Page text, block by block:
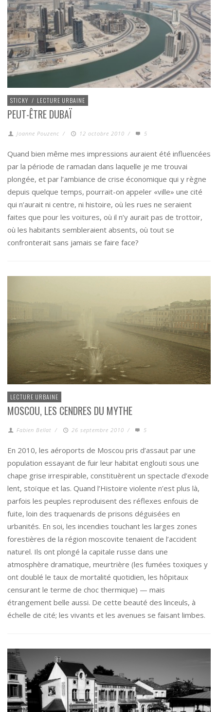
STICKY / LECTURE URBAINE
PEUT-ÊTRE DUBAÏ
Joanne Pouzenc / 12 octobre 2010 / 5
Quand bien même mes impressions auraient été influencées
par la période de ramadan dans laquelle je me trouvai
plongée, et par l’ambiance de crise économique qui y règne
depuis quelque temps, pourrait-on appeler «ville» une cité
qui n’aurait ni centre, ni histoire, où les rues ne seraient
faites que pour les voitures, où il n’y aurait pas de trottoir,
où les habitants sembleraient absents, où tout se
confronterait sans jamais se faire face?
LECTURE URBAINE
MOSCOU, LES CENDRES DU MYTHE
Fabien Bellat / 26 septembre 2010 / 5
En 2010, les aéroports de Moscou pris d’assaut par une
population essayant de fuir leur habitat englouti sous une
chape grise irrespirable, constituèrent un spectacle d’exode
lent, stoïque et las. Quand l’Histoire violente n’est plus là,
parfois les peuples reproduisent des réflexes enfouis de
fuite, loin des traquenards de prisons déguisées en
urbanités. En soi, les incendies touchant les larges zones
forestières de la région moscovite tenaient de l’accident
naturel. Ils ont plongé la capitale russe dans une
atmosphère dramatique, meurtrière (les fumées toxiques y
ont doublé le taux de mortalité quotidien, les hôpitaux
censurant le terme de choc thermique) — mais
étrangement belle aussi. De cette beauté des linceuls, à
échelle de cité; les vivants et les avenues se faisant limbes.